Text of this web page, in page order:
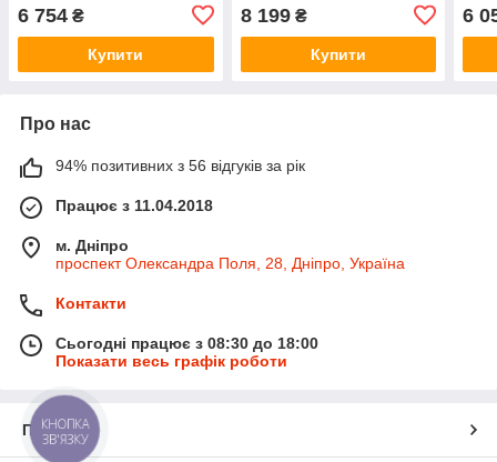
(SN:___-670200) (внутр.
підлог.) JD9500/9600
AH131248
6 754 ₴
Купити
8 199₴
Купити
6
Про нас
94% позитивних з 56 відгуків за рік
Працює з 11.04.2018
м. Дніпро
проспект Олександра Поля, 28, Дніпро, Україна
Контакти
Сьогодні працює з 08:30 до 18:00
Показати весь графік роботи
Про нас
КНОПКА
ЗВ'ЯЗКУ